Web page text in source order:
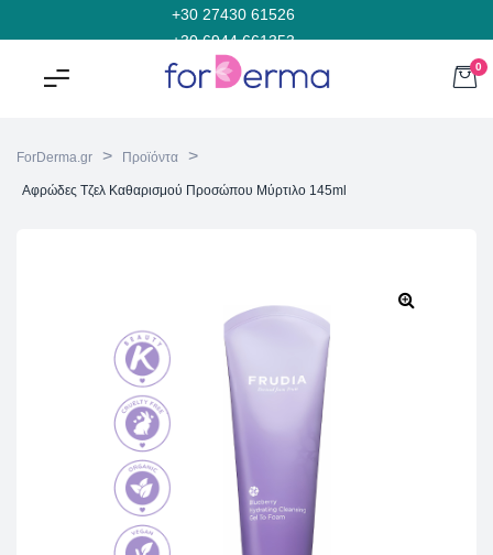
+30 27430 61526
+30 6944 661353
0
ForDerma.gr > Προϊόντα >
Αφρώδες Τζελ Καθαρισμού Προσώπου Μύρτιλο 145ml